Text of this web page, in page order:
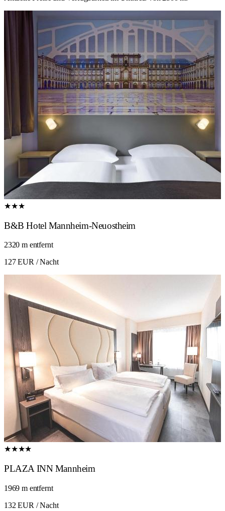
★★★
B&B Hotel Mannheim-Neuostheim
2320 m entfernt
127 EUR / Nacht
★★★★
PLAZA INN Mannheim
1969 m entfernt
132 EUR / Nacht